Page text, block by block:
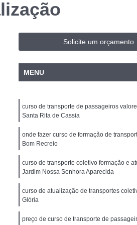
Transporte Coletivo
Coletivo Formação
Atualização
Carro
e Motos
Cnh Motos e Carros
Carro e Moto Americana
II
Habilitação Carro Moto
de Habilitação Cassada e
Cnh Cassada Cidade Jardim II
Reabilitação
Cnh Suspensa e
e Vencida
Solicite um orçamento
MENU
curso de transporte de passageiros
Santa Rita de Cassia
onde fazer curso de formação de
Bom Recreio
curso de transporte coletivo formação e
Jardim Nossa Senhora Aparecida
curso de atualização de transportes
Glória
preço de curso de transporte de